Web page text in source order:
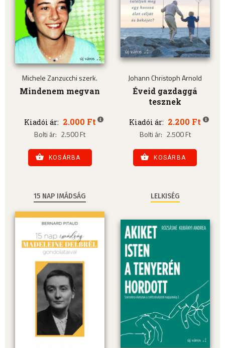
Michele Zanzucchi szerk.
Mindenem megvan
Kiadói ár: 2.000 Ft
Bolti ár: 2.500 Ft
KOSÁRBA
Johann Christoph Arnold
Éveid gazdaggá
tesznek
Kiadói ár: 2.200 Ft
Bolti ár: 2.500 Ft
KOSÁRBA
15 NAP IMÁDSÁG LELKISÉG